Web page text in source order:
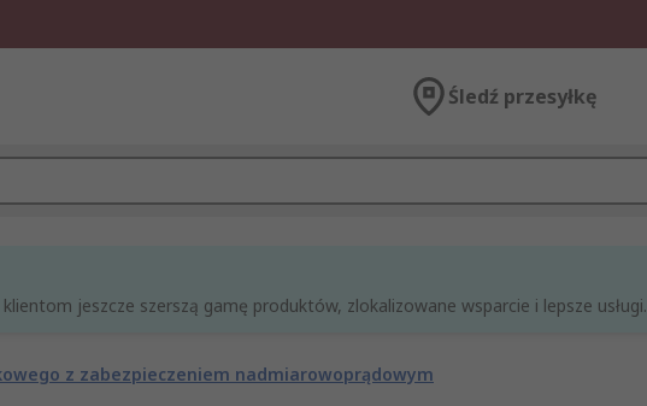
Śledź przesyłkę
jeszcze szerszą gamę produktów, zlokalizowane wsparcie i lepsze usługi.
z zabezpieczeniem nadmiarowoprądowym